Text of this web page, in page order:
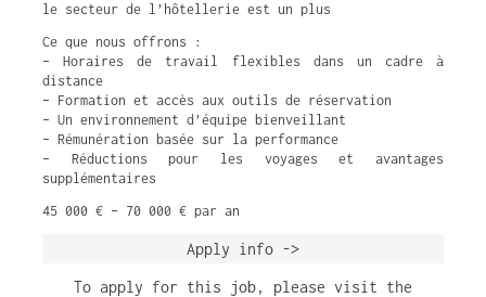
le secteur de l’hôtellerie est un plus
Ce que nous offrons :
– Horaires de travail flexibles dans un cadre à
distance
– Formation et accès aux outils de réservation
– Un environnement d’équipe bienveillant
– Rémunération basée sur la performance
– Réductions pour les voyages et avantages
supplémentaires
45 000 € – 70 000 € par an
Apply info ->
To apply for this job, please visit the